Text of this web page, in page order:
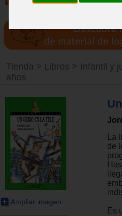
Tienda > Libros > Infantil y
años
Ampliar imagen
La
de
Es